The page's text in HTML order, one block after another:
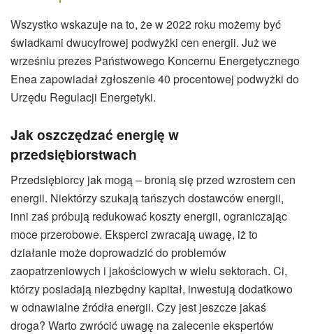
Wszystko wskazuje na to, że w 2022 roku możemy być
świadkami dwucyfrowej podwyżki cen energii. Już we
wrześniu prezes Państwowego Koncernu Energetycznego
Enea zapowiadał zgłoszenie 40 procentowej podwyżki do
Urzędu Regulacji Energetyki.
Jak oszczędzać energię w
przedsiębiorstwach
Przedsiębiorcy jak mogą – bronią się przed wzrostem cen
energii. Niektórzy szukają tańszych dostawców energii,
inni zaś próbują redukować koszty energii, ograniczając
moce przerobowe. Eksperci zwracają uwagę, iż to
działanie może doprowadzić do problemów
zaopatrzeniowych i jakościowych w wielu sektorach. Ci,
którzy posiadają niezbędny kapitał, inwestują dodatkowo
w odnawialne źródła energii. Czy jest jeszcze jakaś
droga? Warto zwrócić uwagę na zalecenie ekspertów